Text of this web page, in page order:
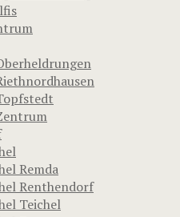
Remda
Renthendorf
Teichel